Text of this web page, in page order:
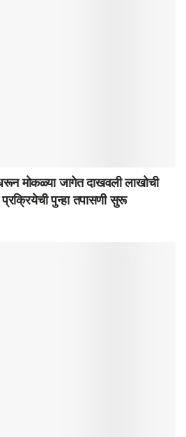
मोकळ्या जागेत दाखवली लाखोची
पुन्हा तपासणी सुरू